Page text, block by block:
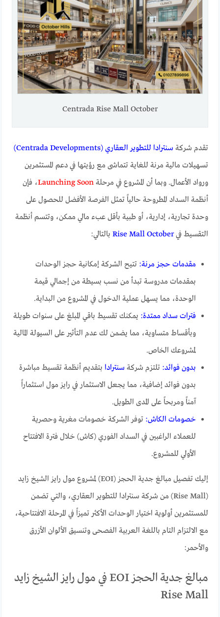
Centrada Rise Mall October
تقدم شركة سنترادا للتطوير العقاري (Centrada Developments)
تسهيلات مالية مرنة للغاية تتماشى مع رؤيتها في دعم المستثمرين
ورواد الأعمال. وبما أن المشروع في مرحلةLaunching Soon، فإن
أنظمة السداد المطروحة حالياً تمثل الفرصة الأفضل للحصول على
وحدة تجارية، إدارية، أو طبية بأقل عبء مالي ممكن، وتتسم أنظمة
التقسيط فيRise Mall October بالتالي:
مقدمات حجز مرنة: تتيح الشركة إمكانية حجز الوحدات
بمقدمات مدروسة تبدأ من نسب بسيطة من إجمالي قيمة
الوحدة، مما يسهل عملية الدخول في المشروع من البداية.
فترات سداد ممتدة: يمكنك تقسيط باقي المبلغ على سنوات طويلة
وبأقساط متساوية، مما يضمن لك عدم التأثير على السيولة المالية
لمشروعك الخاص.
بدون فوائد: تلتزم شركة سنترادا بتقديم أنظمة تقسيط مباشرة
بدون فوائد إضافية، مما يجعل الاستثمار في رايز مول استثماراً
آمناً ومربحاً على المدى الطويل.
خصومات الكاش: توفر الشركة خصومات مغرية وحصرية
للعملاء الراغبين في السداد الفوري (كاش) خلال فترة الافتتاح
الأولي للمشروع.
إليك تفصيل مبالغ جدية الحجز (EOI) لمشروع مول رايز الشيخ زايد
(Rise Mall) من شركة سنترادا للتطوير العقاري، والتي تضمن
للمستثمرين أولوية اختيار الوحدات الأكثر تميزاً في المرحلة الافتتاحية،
مع الالتزام التام باللغة العربية الفصحى وتنسيق الألوان الأزرق
والأحمر:
مبالغ جدية الحجز EOI في مول رايز الشيخ زايد
Rise Mall